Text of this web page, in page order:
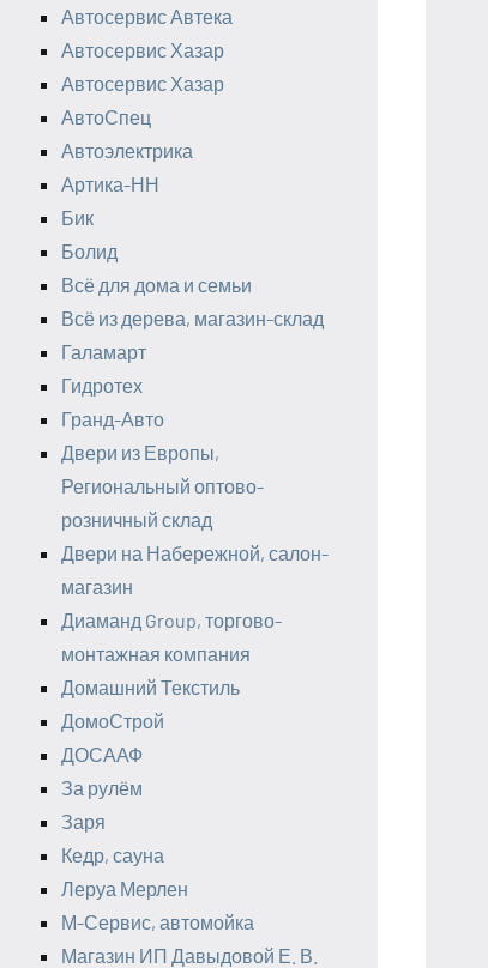
Автосервис Автека
Автосервис Хазар
Автосервис Хазар
АвтоСпец
Автоэлектрика
Артика-НН
Бик
Болид
Всё для дома и семьи
Всё из дерева, магазин-склад
Галамарт
Гидротех
Гранд-Авто
Двери из Европы,
Региональный оптово-
розничный склад
Двери на Набережной, салон-
магазин
Диаманд Group, торгово-
монтажная компания
Домашний Текстиль
ДомоСтрой
ДОСААФ
За рулём
Заря
Кедр, сауна
Леруа Мерлен
М-Сервис, автомойка
Магазин ИП Давыдовой Е. В.